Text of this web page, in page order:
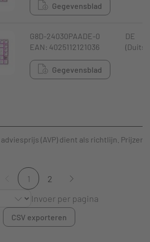
Gegevensblad
G8D-24030PAADE-0
EAN: 4025112121036
Gegevensblad
DE
(AVP) dient als richtlijn.
1
2
Invoer per pagina
CSV exporteren